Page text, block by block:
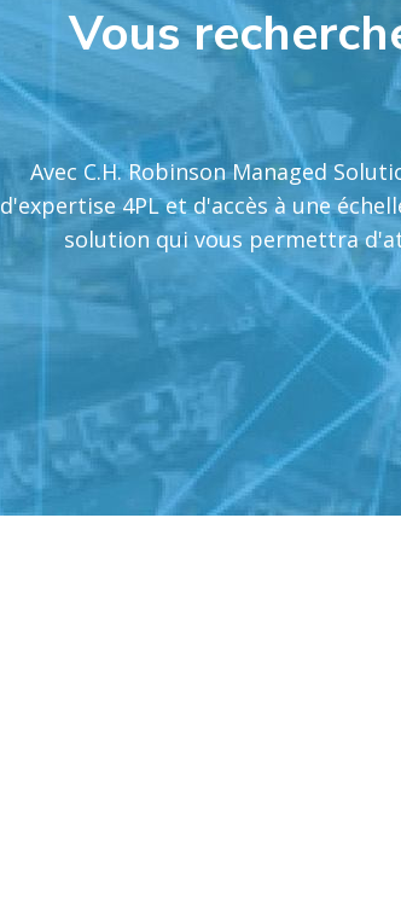
Vous
Avec C.H. Robinson Managed
d'expertise 4PL et d'accès à une
solution qui vous permettra